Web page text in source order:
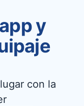
y
con la